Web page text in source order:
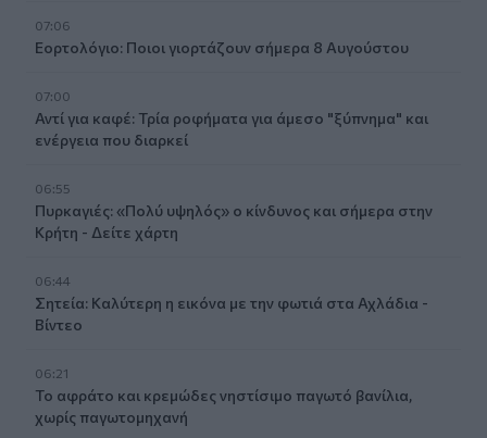
07:06
Εορτολόγιο: Ποιοι γιορτάζουν σήμερα 8 Αυγούστου
07:00
Αντί για καφέ: Τρία ροφήματα για άμεσο "ξύπνημα" και
ενέργεια που διαρκεί
06:55
Πυρκαγιές: «Πολύ υψηλός» ο κίνδυνος και σήμερα στην
Κρήτη - Δείτε χάρτη
06:44
Σητεία: Καλύτερη η εικόνα με την φωτιά στα Αχλάδια -
Βίντεο
06:21
Το αφράτο και κρεμώδες νηστίσιμο παγωτό βανίλια,
χωρίς παγωτομηχανή